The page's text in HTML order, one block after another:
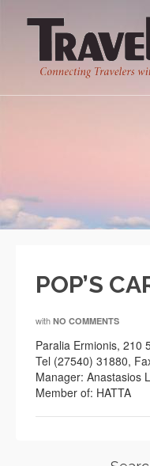
POP’S
with NO COMMENTS
Paralia Ermionis, 210
Tel (27540) 31880,
Manager: Anastasios
Member of: HATTA